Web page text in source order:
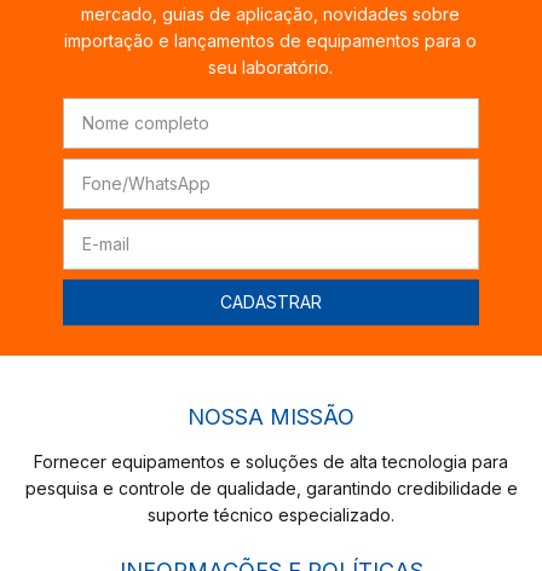
mercado, guias de aplicação, novidades sobre
importação e lançamentos de equipamentos para o
seu laboratório.
NOSSA MISSÃO
Fornecer equipamentos e soluções de alta tecnologia para
pesquisa e controle de qualidade, garantindo credibilidade e
suporte técnico especializado.